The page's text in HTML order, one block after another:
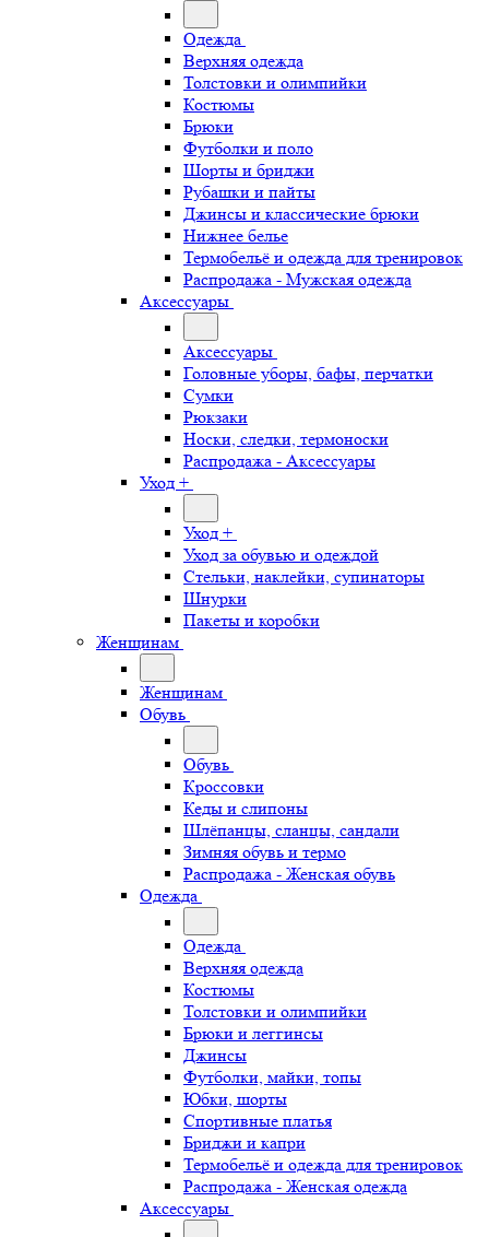
Одежда
Верхняя одежда
Толстовки и олимпийки
Костюмы
Брюки
Футболки и поло
Шорты и бриджи
Рубашки и пайты
Джинсы и классические брюки
Нижнее белье
Термобельё и одежда для тренировок
Распродажа - Мужская одежда
Аксессуары
Аксессуары
Головные уборы, бафы, перчатки
Сумки
Рюкзаки
Носки, следки, термоноски
Распродажа - Аксессуары
Уход +
Уход +
Уход за обувью и одеждой
Стельки, наклейки, супинаторы
Шнурки
Пакеты и коробки
Женщинам
Женщинам
Обувь
Обувь
Кроссовки
Кеды и слипоны
Шлёпанцы, сланцы, сандали
Зимняя обувь и термо
Распродажа - Женская обувь
Одежда
Одежда
Верхняя одежда
Костюмы
Толстовки и олимпийки
Брюки и леггинсы
Джинсы
Футболки, майки, топы
Юбки, шорты
Спортивные платья
Бриджи и капри
Термобельё и одежда для тренировок
Распродажа - Женская одежда
Аксессуары